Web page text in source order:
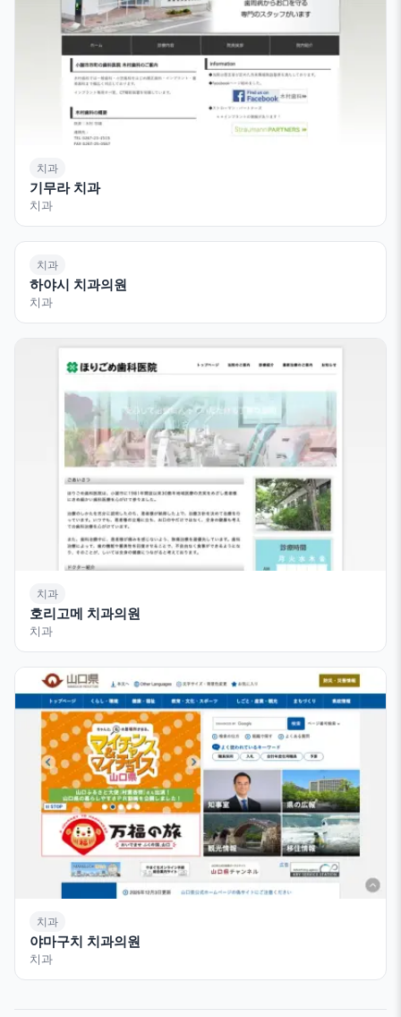
치과
기무라 치과
치과
치과
하야시 치과의원
치과
치과
호리고메 치과의원
치과
치과
야마구치 치과의원
치과